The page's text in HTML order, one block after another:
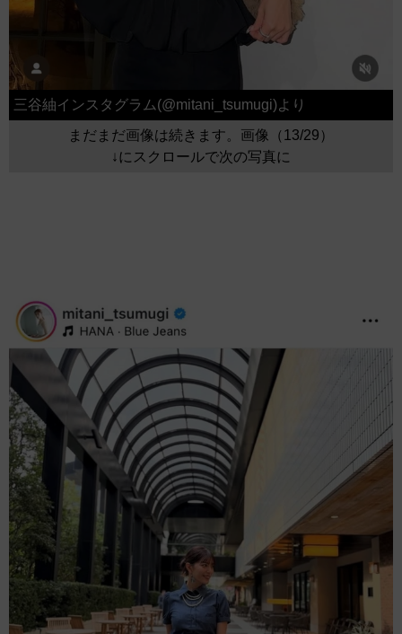
三谷紬インスタグラム(@mitani_tsumugi)より
まだまだ画像は続きます。画像（13/29）
↓にスクロールで次の写真に